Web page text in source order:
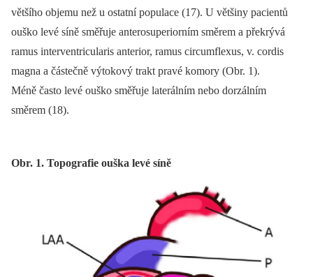
většího objemu než u ostatní populace (17). U většiny pacientů
ouško levé síně směřuje anterosuperiorním směrem a překrývá
ramus interventricularis anterior, ramus circumflexus, v. cordis
magna a částečně výtokový trakt pravé komory (Obr. 1).
Méně často levé ouško směřuje laterálním nebo dorzálním
směrem (18).
Obr. 1. Topografie ouška levé síně